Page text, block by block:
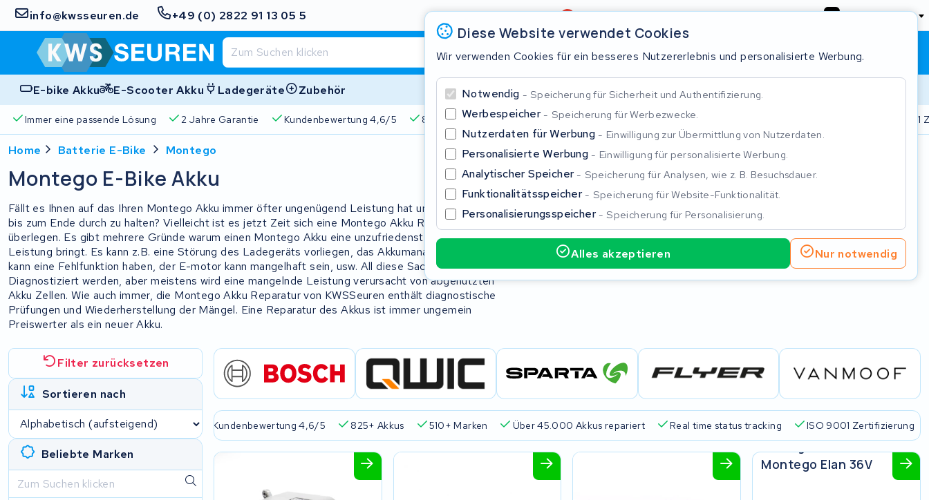
info@kwsseuren.de +49 (0) 2822 91 13 05 5 Bewertung4,6/5 Deutschland
Warenkorb Anmeldung
E-bike Akku E-Scooter Akku Ladegeräte Zubehör
Immer eine passende Lösung 2 Jahre Garantie Kundenbewertung 4,6/5 825+ Akkus 510+ Marken Über 45.000 Akkus repariert ISO 9001
Diese Website verwendet Cookies
Wir verwenden Cookies für ein besseres Nutzererlebnis und personalisierte Werbung.
Notwendig Speicherung für Sicherheit und Authentifizierung.
Werbespeicher Speicherung für Werbezwecke.
Nutzerdaten für Werbung Einwilligung zur Übermittlung von Nutzerdaten.
Personalisierte Werbung Einwilligung für personalisierte Werbung.
Analytischer Speicher Speicherung für Analysen, wie z. B. Besuchsdauer.
Funktionalitätsspeicher Speicherung für Website-Funktionalität.
Personalisierungsspeicher Speicherung für Personalisierung.
Alles akzeptieren Nur notwendig
Home Batterie E-Bike Montego
Montego E-Bike Akku
Fällt es Ihnen auf das Ihren Montego Akku immer öfter ungenügend Leistung hat um Ihre Radtour
bis zum Ende durch zu halten? Vielleicht ist es jetzt Zeit sich eine Montego Akku Reparatur zu
überlegen. Es gibt mehrere Gründe warum einen Montego Akku eine unzufriedenstellende
Leistung bringt. Es kann z.B. eine Störung des Ladegeräts vorliegen, das Akkumanagementsystem
kann eine Fehlfunktion haben, der E-motor kann mangelhaft sein, usw. All diese Sachen können
Diagnostiziert werden, aber meistens wird eine mangelnde Leistung verursacht von abgenutzten
Akku Zellen. Wie auch immer, die Montego Akku Reparatur von KWSSeuren enthält diagnostische
Prüfungen und Wiederherstellung der Mängel. Eine Reparatur des Akkus ist immer ungemein
Preiswerter als ein neuer Akku.
Filter zurücksetzen
Sortieren nach
Beliebte Marken
passende Lösung 2 Jahre Garantie Kundenbewertung 4,6/5 825+ Akkus 510+ Marken Über 45.000 Akkus repariert Real time status tracking ISO 9001 Zertifizierung
Montego Elan 36V
Schließen
Beginnen Sie mit der Eingabe in der Suchleiste, um zu suchen